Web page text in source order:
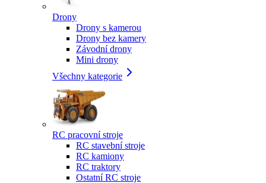
Drony
Drony s kamerou
Drony bez kamery
Závodní drony
Mini drony
Všechny kategorie
RC pracovní stroje
RC stavební stroje
RC kamiony
RC traktory
Ostatní RC stroje